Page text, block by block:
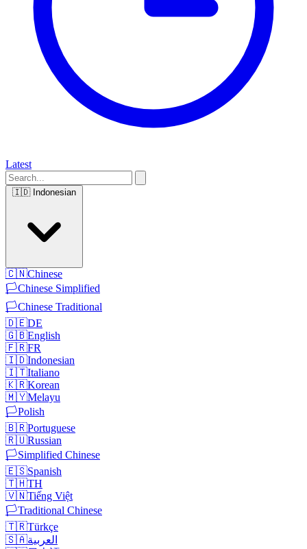
Latest
🇮🇩 Indonesian
🇨🇳Chinese
🏳️Chinese Simplified
🏳️Chinese Traditional
🇩🇪DE
🇬🇧English
🇫🇷FR
🇮🇩Indonesian
🇮🇹Italiano
🇰🇷Korean
🇲🇾Melayu
🏳️Polish
🇧🇷Portuguese
🇷🇺Russian
🏳️Simplified Chinese
🇪🇸Spanish
🇹🇭TH
🇻🇳Tiếng Việt
🏳️Traditional Chinese
🇹🇷Türkçe
🇸🇦العربية